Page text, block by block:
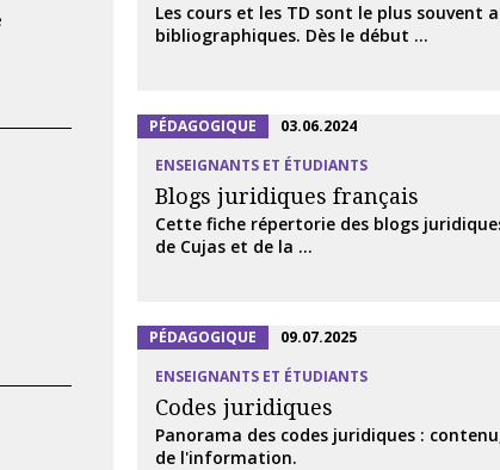
Les cours et les TD sont le plus souvent
bibliographiques. Dès le début ...
PÉDAGOGIQUE
03.06.2024
ENSEIGNANTS ET ÉTUDIANTS
Blogs juridiques français
Cette fiche répertorie des blogs
de Cujas et de la ...
PÉDAGOGIQUE
09.07.2025
ENSEIGNANTS ET ÉTUDIANTS
Codes juridiques
Panorama des codes juridiques :
de l'information.